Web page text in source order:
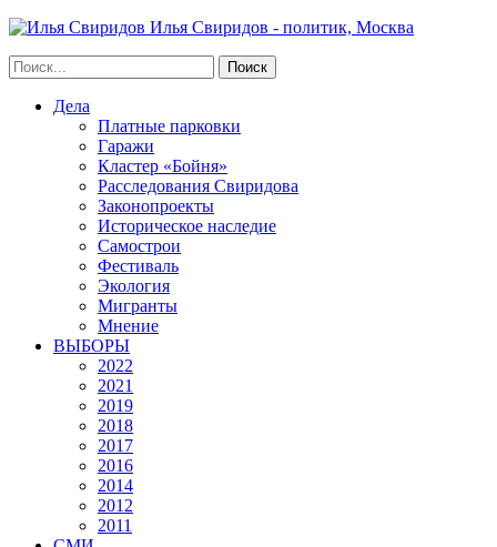
Илья Свиридов - политик, Москва
Дела
Платные парковки
Гаражи
Кластер «Бойня»
Расследования Свиридова
Законопроекты
Историческое наследие
Самострои
Фестиваль
Экология
Мигранты
Мнение
ВЫБОРЫ
2022
2021
2019
2018
2017
2016
2014
2012
2011